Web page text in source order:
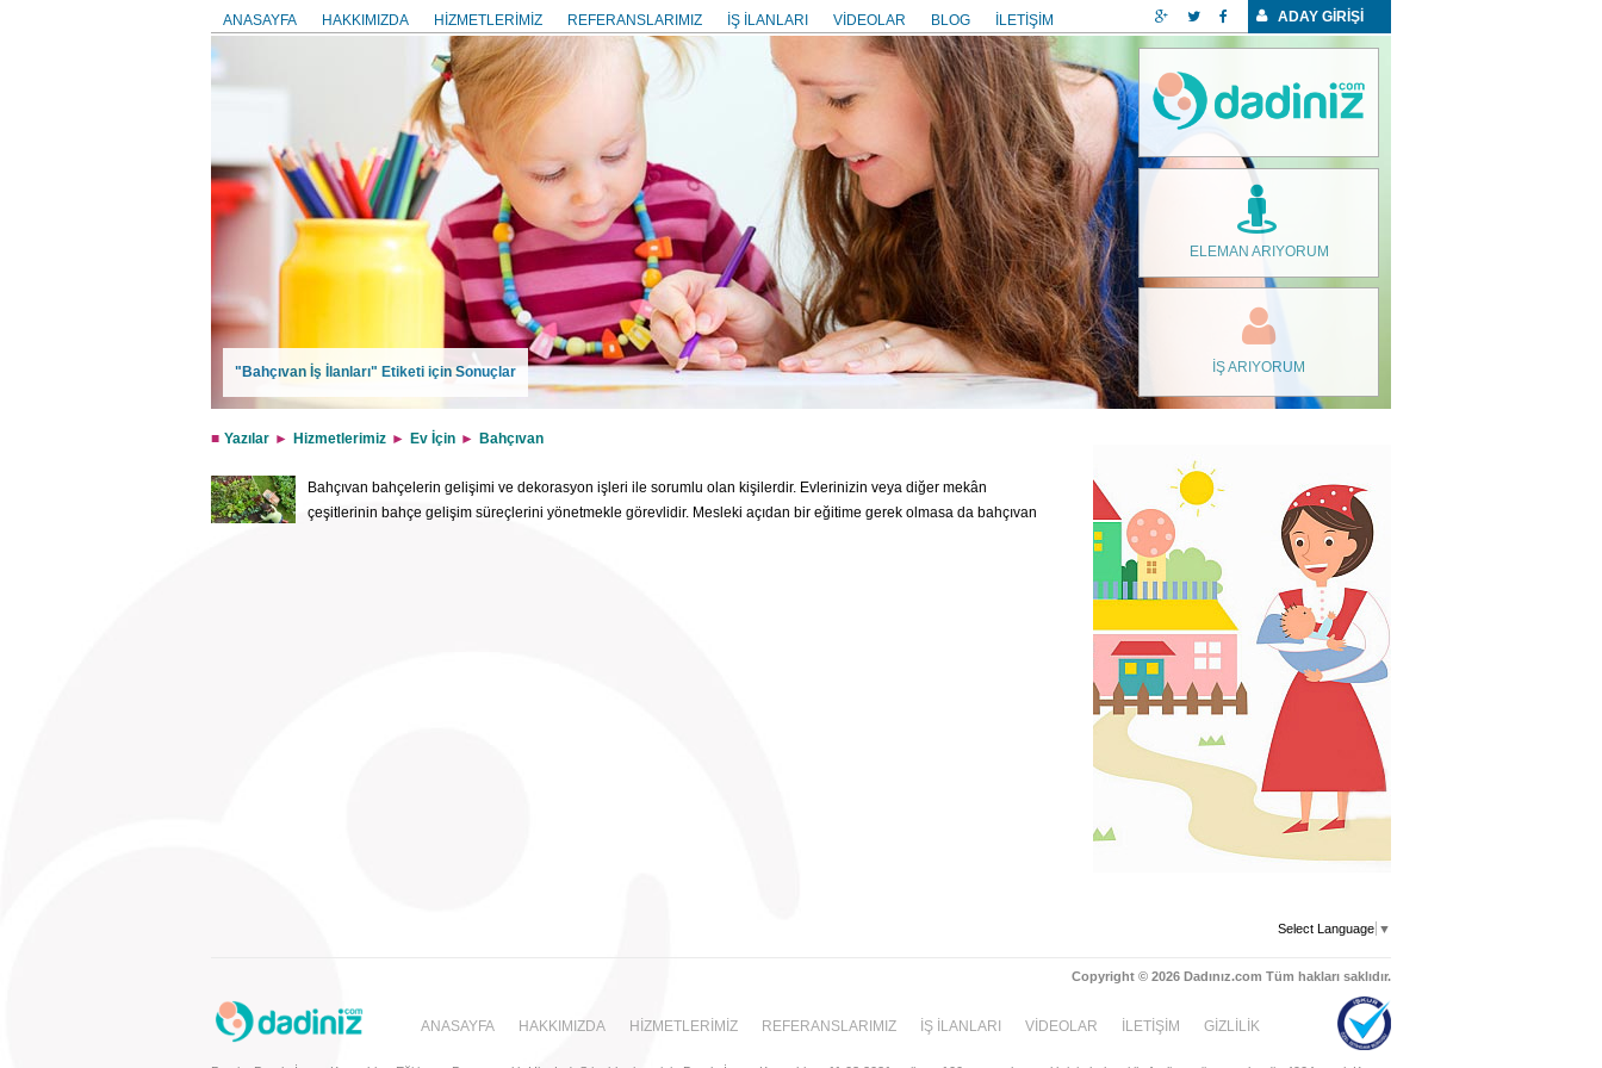
ADAY GİRİŞİ
ANASAYFA HAKKIMIZDA HİZMETLERİMİZ REFERANSLARIMIZ İŞ İLANLARI VİDEOLAR BLOG İLETİŞİM
ELEMAN ARIYORUM
İŞ ARIYORUM
"Bahçıvan İş İlanları" Etiketi için Sonuçlar
Yazılar Hizmetlerimiz Ev İçin Bahçıvan
Bahçıvan bahçelerin gelişimi ve dekorasyon işleri ile sorumlu olan kişilerdir. Evlerinizin veya diğer mekân
çeşitlerinin bahçe gelişim süreçlerini yönetmekle görevlidir. Mesleki açıdan bir eğitime gerek olmasa da bahçıvan
Select Language ▼
ANASAYFA HAKKIMIZDA HİZMETLERİMİZ REFERANSLARIMIZ İŞ İLANLARI VİDEOLAR İLETİŞİM GİZLİLİK
Copyright © 2026 Dadınız.com Tüm hakları saklıdır.